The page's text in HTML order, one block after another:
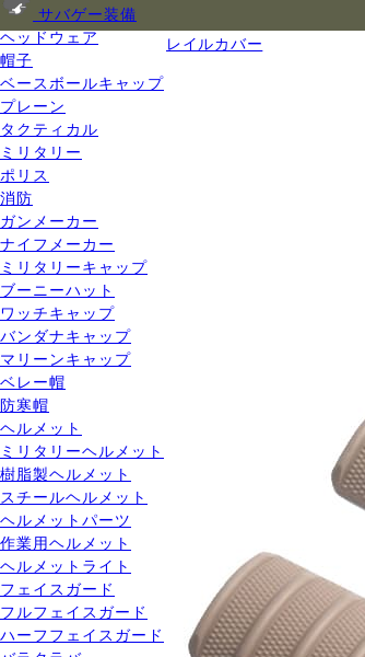
サバゲー装備
ヘッドウェア
帽子
ベースボールキャップ
プレーン
タクティカル
ミリタリー
ポリス
消防
ガンメーカー
ナイフメーカー
ミリタリーキャップ
ブーニーハット
ワッチキャップ
バンダナキャップ
マリーンキャップ
ベレー帽
防寒帽
ヘルメット
ミリタリーヘルメット
樹脂製ヘルメット
スチールヘルメット
ヘルメットパーツ
作業用ヘルメット
ヘルメットライト
フェイスガード
フルフェイスガード
ハーフフェイスガード
レイルカバー